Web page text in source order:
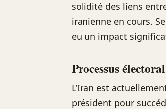
solidité des liens
iranienne en cours.
eu un impact
Processus
L’Iran est
président pour